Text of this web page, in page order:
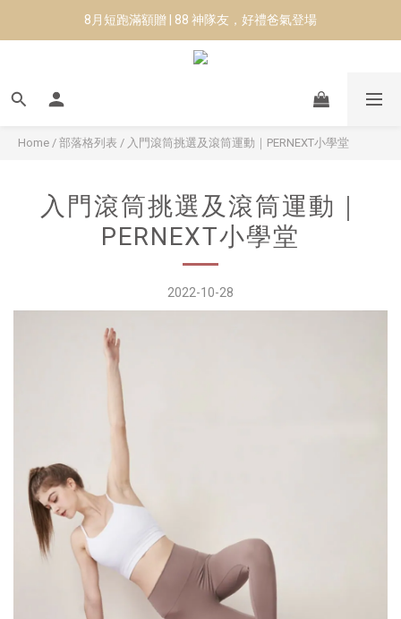
8月短跑滿額贈 | 88 神隊友，好禮爸氣登場
8月短跑滿額贈 | 88 神隊友，好禮爸氣登場
✨CURARING-韓國多功能深層按摩環｜新品預購88折！✨
Manduka-跟著青蛙去旅行｜快閃第二站-台南
8月短跑滿額贈 | 88 神隊友，好禮爸氣登場
Home / 部落格列表 / 入門滾筒挑選及滾筒運動｜PERNEXT小學堂
入門滾筒挑選及滾筒運動｜
PERNEXT小學堂
2022-10-28